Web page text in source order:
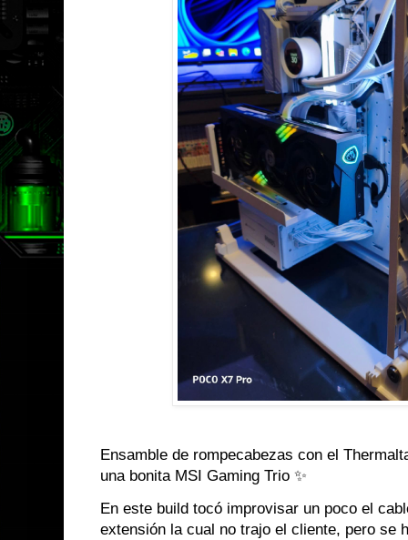
Ensamble de rompecabezas con el
una bonita MSI Gaming Trio ✨
En este build tocó improvisar un poco el
extensión la cual no trajo el cliente, pero se